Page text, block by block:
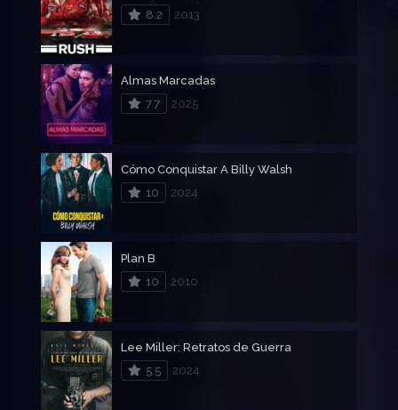
8.2
2013
Almas Marcadas
7.7
2025
Cómo Conquistar A Billy Walsh
10
2024
Plan B
10
2010
Lee Miller: Retratos de Guerra
5.5
2024